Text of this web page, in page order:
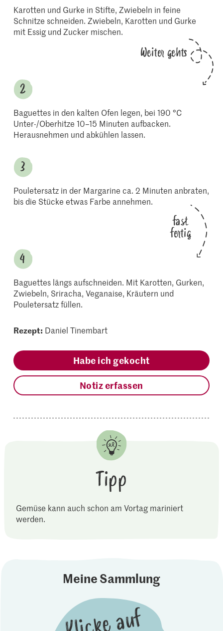
Karotten und Gurke in Stifte, Zwiebeln in feine
Schnitze schneiden. Zwiebeln, Karotten und Gurke
mit Essig und Zucker mischen.
Weiter gehts
Baguettes in den kalten Ofen legen, bei 190 °C
Unter-/Oberhitze 10–15 Minuten aufbacken.
Herausnehmen und abkühlen lassen.
Pouletersatz in der Margarine ca. 2 Minuten anbraten,
bis die Stücke etwas Farbe annehmen.
fast
fertig
Baguettes längs aufschneiden. Mit Karotten, Gurken,
Zwiebeln, Sriracha, Veganaise, Kräutern und
Pouletersatz füllen.
Rezept: Daniel Tinembart
Habe ich gekocht
Notiz erfassen
Tipp
Gemüse kann auch schon am Vortag mariniert
werden.
Meine Sammlung